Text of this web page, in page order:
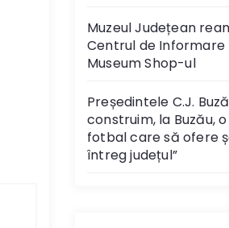
Muzeul Județean
Centrul de Informare
Museum Shop-ul
Președintele C.J.
construim, la Buzău,
fotbal care să ofere
întreg județul”